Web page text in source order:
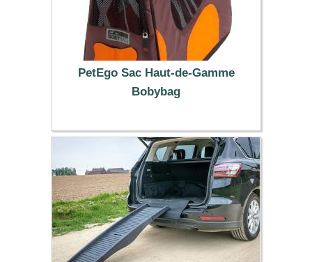
PetEgo Sac Haut-de-Gamme
Bobybag
119.99 €